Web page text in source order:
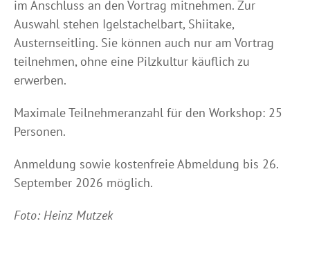
im Anschluss an den Vortrag mitnehmen. Zur
Auswahl stehen Igelstachelbart, Shiitake,
Austernseitling. Sie können auch nur am Vortrag
teilnehmen, ohne eine Pilzkultur käuflich zu
erwerben.
Maximale Teilnehmeranzahl für den Workshop: 25
Personen.
Anmeldung sowie kostenfreie Abmeldung bis 26.
September 2026 möglich.
Foto: Heinz Mutzek